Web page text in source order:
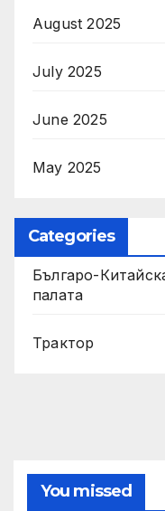
August 2025
July 2025
June 2025
May 2025
Categories
Българо-
палата
Трактор
You missed